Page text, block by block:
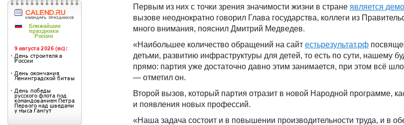
Первым из них с точки зрения значимости жизни в стране является
вызове неоднократно говорил Глава государства, коллеги из
много внимания, пояснил Дмитрий Медведев.
«Наибольшее количество обращений на сайт естьрезультат.рф
детьми, развитию инфраструктуры для детей, то есть по сути, нашему
прямо: партия уже достаточно давно этим занимается, при этом всё
— отметил он.
Второй вызов, который партия отразит в новой Народной программе,
и появления новых профессий.
«Наша задача состоит и в повышении производительности труда, и в